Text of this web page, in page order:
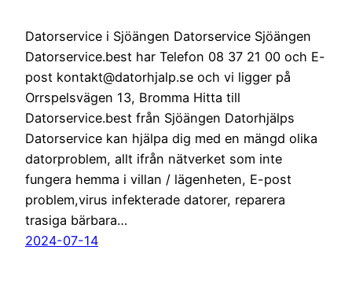
Datorservice i Sjöängen Datorservice Sjöängen
Datorservice.best har Telefon 08 37 21 00 och E-
post kontakt@datorhjalp.se och vi ligger på
Orrspelsvägen 13, Bromma Hitta till
Datorservice.best från Sjöängen Datorhjälps
Datorservice kan hjälpa dig med en mängd olika
datorproblem, allt ifrån nätverket som inte
fungera hemma i villan / lägenheten, E-post
problem,virus infekterade datorer, reparera
trasiga bärbara…
2024-07-14